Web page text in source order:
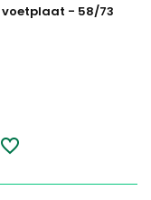
- 58/73